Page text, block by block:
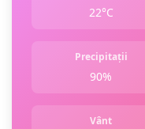
22°C
Precipitații
90%
Vânt